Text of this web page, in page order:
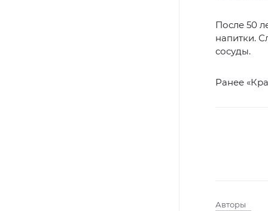
После 50
напитки.
сосуды.
Ранее
Авторы